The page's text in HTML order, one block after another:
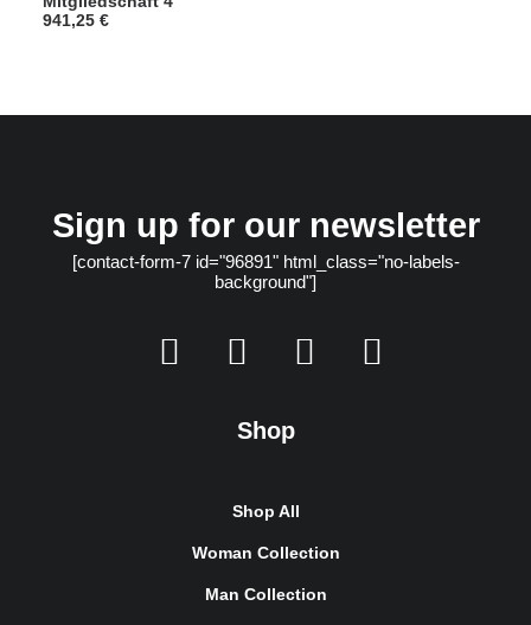
941,25 €
Sign up for our newsletter
[contact-form-7 id="96891" html_class="no-labels-
background"]
Shop
Shop All
Woman Collection
Man Collection